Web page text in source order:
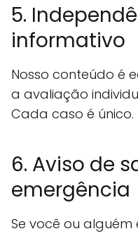
5.
informativo
Nosso conteúdo é
a avaliação
Cada caso é único.
6. Aviso de
emergência
Se você ou alguém